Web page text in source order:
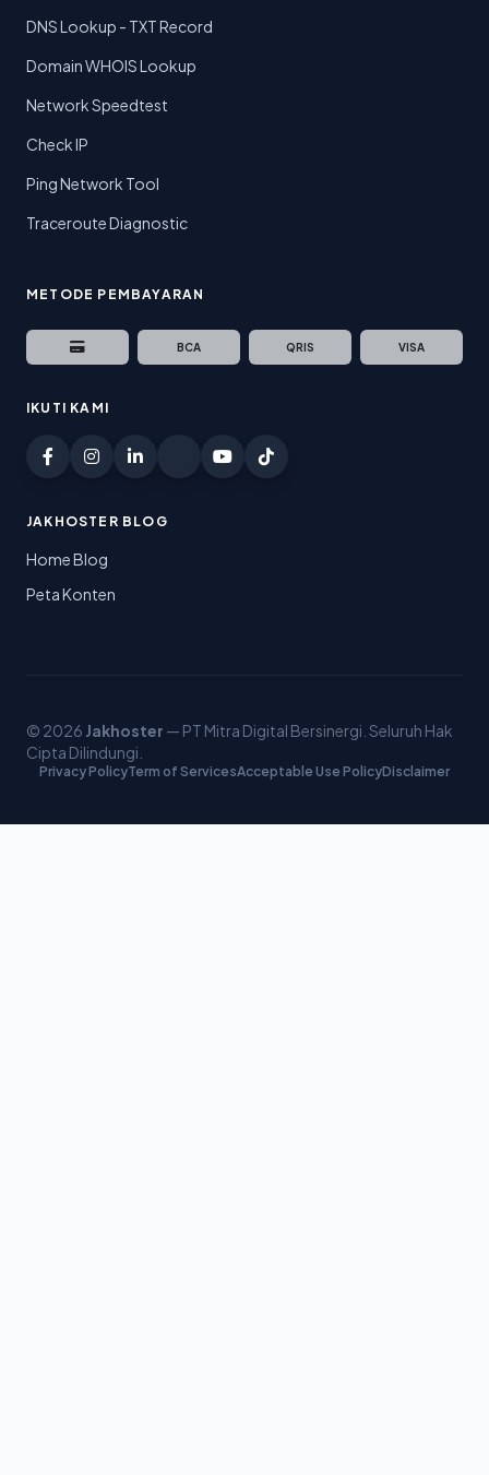
DNS Lookup - TXT Record
Domain WHOIS Lookup
Network Speedtest
Check IP
Ping Network Tool
Traceroute Diagnostic
METODE PEMBAYARAN
BCA QRIS VISA
IKUTI KAMI
JAKHOSTER BLOG
Home Blog
Peta Konten
© 2026 Jakhoster — PT Mitra Digital Bersinergi. Seluruh Hak
Cipta Dilindungi.
Privacy PolicyTerm of ServicesAcceptable Use PolicyDisclaimer